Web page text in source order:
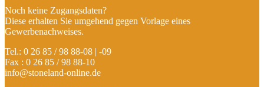
Noch keine Zugangsdaten?
Diese erhalten Sie umgehend gegen Vorlage eines
Gewerbenachweises.
Tel.: 0 26 85 / 98 88-08 | -09
Fax : 0 26 85 / 98 88-10
info@stoneland-online.de